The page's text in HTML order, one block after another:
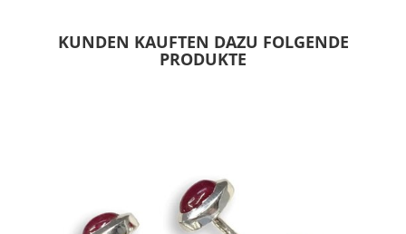
KUNDEN KAUFTEN DAZU FOLGENDE
PRODUKTE